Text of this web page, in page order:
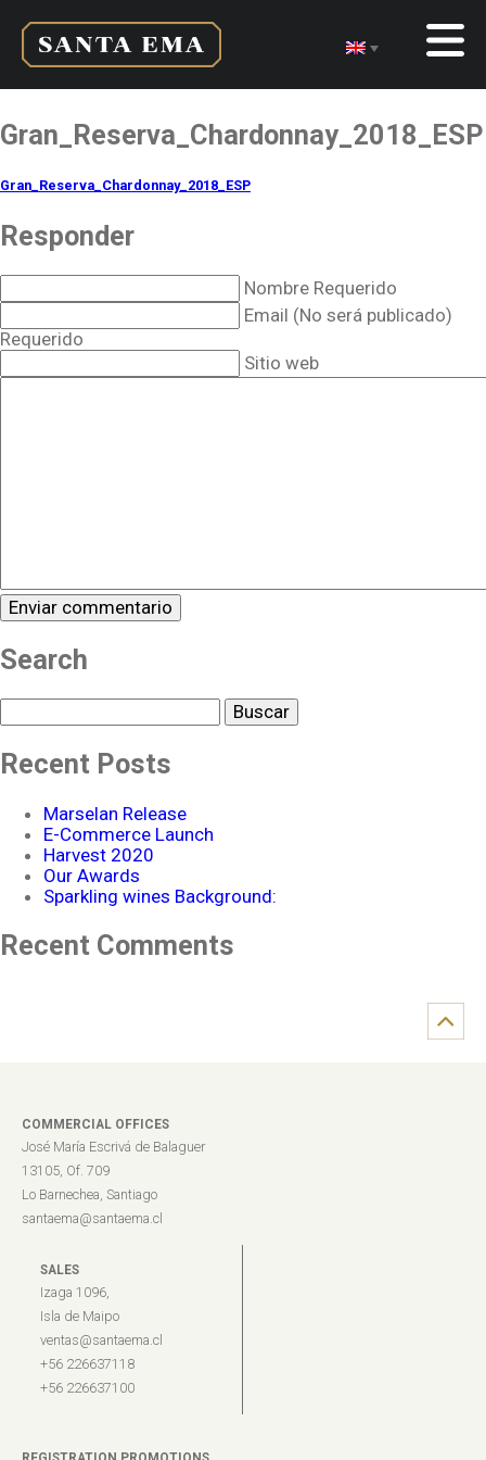
Gran_Reserva_Chardonnay_2018_ESP
Gran_Reserva_Chardonnay_2018_ESP
Responder
Nombre Requerido
Email (No será publicado)
Requerido
Sitio web
Search
Recent Posts
Marselan Release
E-Commerce Launch
Harvest 2020
Our Awards
Sparkling wines Background:
Recent Comments
COMMERCIAL OFFICES
José María Escrivá de Balaguer
13105, Of. 709
Lo Barnechea, Santiago
santaema@santaema.cl
SALES
Izaga 1096,
Isla de Maipo
ventas@santaema.cl
+56 226637118
+56 226637100